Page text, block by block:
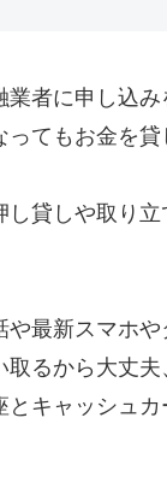
業者に申し込
ってもお金を貸
し貸しや取り
や最新スマホ
取るから大丈
とキャッシュ